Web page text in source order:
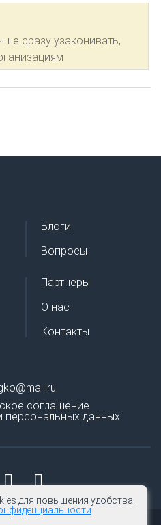
сразу узаконивать,
Блоги
Вопросы
Партнеры
О нас
Контакты
соглашение
персональных данных
для повышения удобства.